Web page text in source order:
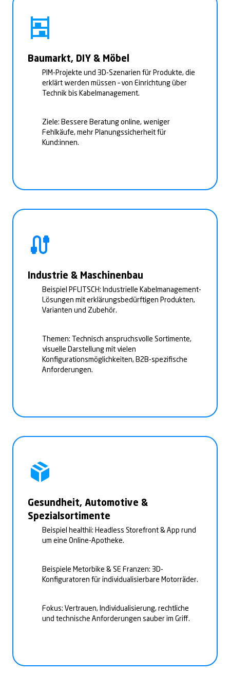
Baumarkt, DIY & Möbel
PIM-Projekte und 3D-Szenarien für Produkte, die
erklärt werden müssen – von Einrichtung über
Technik bis Kabelmanagement.
Ziele: Bessere Beratung online, weniger
Fehlkäufe, mehr Planungssicherheit für
Kund:innen.
Industrie & Maschinenbau
Beispiel PFLITSCH: Industrielle Kabelmanagement-
Lösungen mit erklärungsbedürftigen Produkten,
Varianten und Zubehör.
Themen: Technisch anspruchsvolle Sortimente,
visuelle Darstellung mit vielen
Konfigurationsmöglichkeiten, B2B-spezifische
Anforderungen.
Gesundheit, Automotive &
Spezialsortimente
Beispiel healthii: Headless Storefront & App rund
um eine Online-Apotheke.
Beispiele Metorbike & SE Franzen: 3D-
Konfiguratoren für individualisierbare Motorräder.
Fokus: Vertrauen, Individualisierung, rechtliche
und technische Anforderungen sauber im Griff.